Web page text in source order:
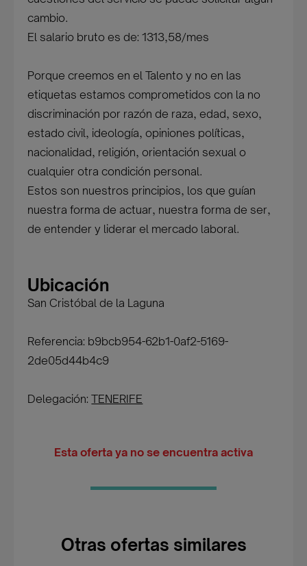
cambio.
El salario bruto es de: 1313,58/mes
Porque creemos en el Talento y no en las
etiquetas estamos comprometidos con la no
discriminación por razón de raza, edad, sexo,
estado civil, ideología, opiniones políticas,
nacionalidad, religión, orientación sexual o
cualquier otra condición personal.
Estos son nuestros principios, los que guían
nuestra forma de actuar, nuestra forma de ser,
de entender y liderar el mercado laboral.
Ubicación
San Cristóbal de la Laguna
Referencia: b9bcb954-62b1-0af2-5169-
2de05d44b4c9
Delegación:TENERIFE
Esta oferta ya no se encuentra activa
Otras ofertas similares